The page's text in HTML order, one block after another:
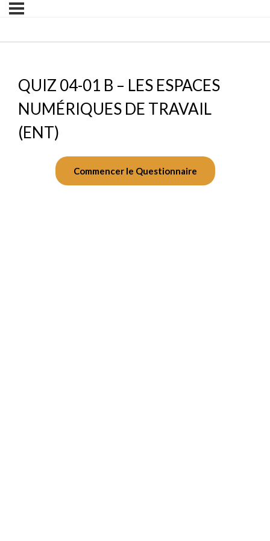
QUIZ 04-01 B – LES ESPACES
NUMÉRIQUES DE TRAVAIL
(ENT)